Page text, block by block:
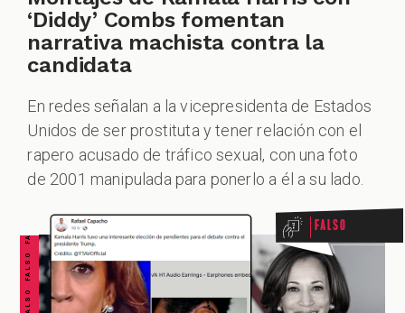
‘Diddy’ Combs fomentan
narrativa machista contra la
candidata
En redes señalan a la vicepresidenta de Estados
Unidos de ser prostituta y tener relación con el
rapero acusado de tráfico sexual, con una foto
de 2001 manipulada para ponerlo a él a su lado.
Falso